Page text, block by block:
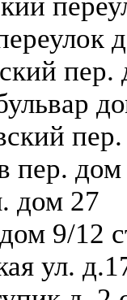
пер.
пер.
дом 27
9/12
ул.